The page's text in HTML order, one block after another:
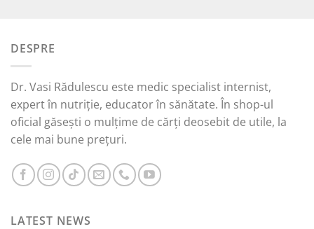
DESPRE
Dr. Vasi Rădulescu este medic specialist internist,
expert în nutriție, educator în sănătate. În shop-ul
oficial găsești o mulțime de cărți deosebit de utile, la
cele mai bune prețuri.
LATEST NEWS